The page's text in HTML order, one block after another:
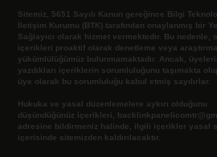
Sitemiz, 5651 Sayılı Kanun gereğince Bilgi
İletişim Kurumu (BTK) tarafından onaylanmış bir
Sağlayıcı olarak hizmet vermektedir. Bu nedenle,
içerikleri proaktif olarak denetleme veya araştırma
yükümlülüğümüz bulunmamaktadır. Ancak,
yazdıkları içeriklerin sorumluluğunu taşımakta
üye olarak bu sorumluluğu kabul etmiş sayılırlar.
Hukuka ve yasal düzenlemelere aykırı olduğunu
düşündüğünüz içerikleri,
adresine bildirmeniz halinde, ilgili içerikler yasal
içerisinde sitemizden kaldırılacaktır.